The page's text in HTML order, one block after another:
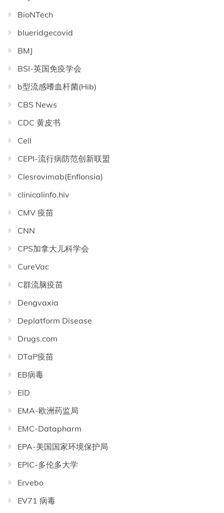
BioNTech
blueridgecovid
BMJ
BSI-英国免疫学会
b型流感嗜血杆菌(Hib)
CBS News
CDC 黄皮书
Cell
CEPI-流行病防范创新联盟
Clesrovimab(Enflonsia)
clinicalinfo.hiv
CMV 疫苗
CNN
CPS加拿大儿科学会
CureVac
C群流脑疫苗
Dengvaxia
Deplatform Disease
Drugs.com
DTaP疫苗
EB病毒
EID
EMA-欧洲药监局
EMC-Datapharm
EPA-美国国家环境保护局
EPIC-多伦多大学
Ervebo
EV71 病毒